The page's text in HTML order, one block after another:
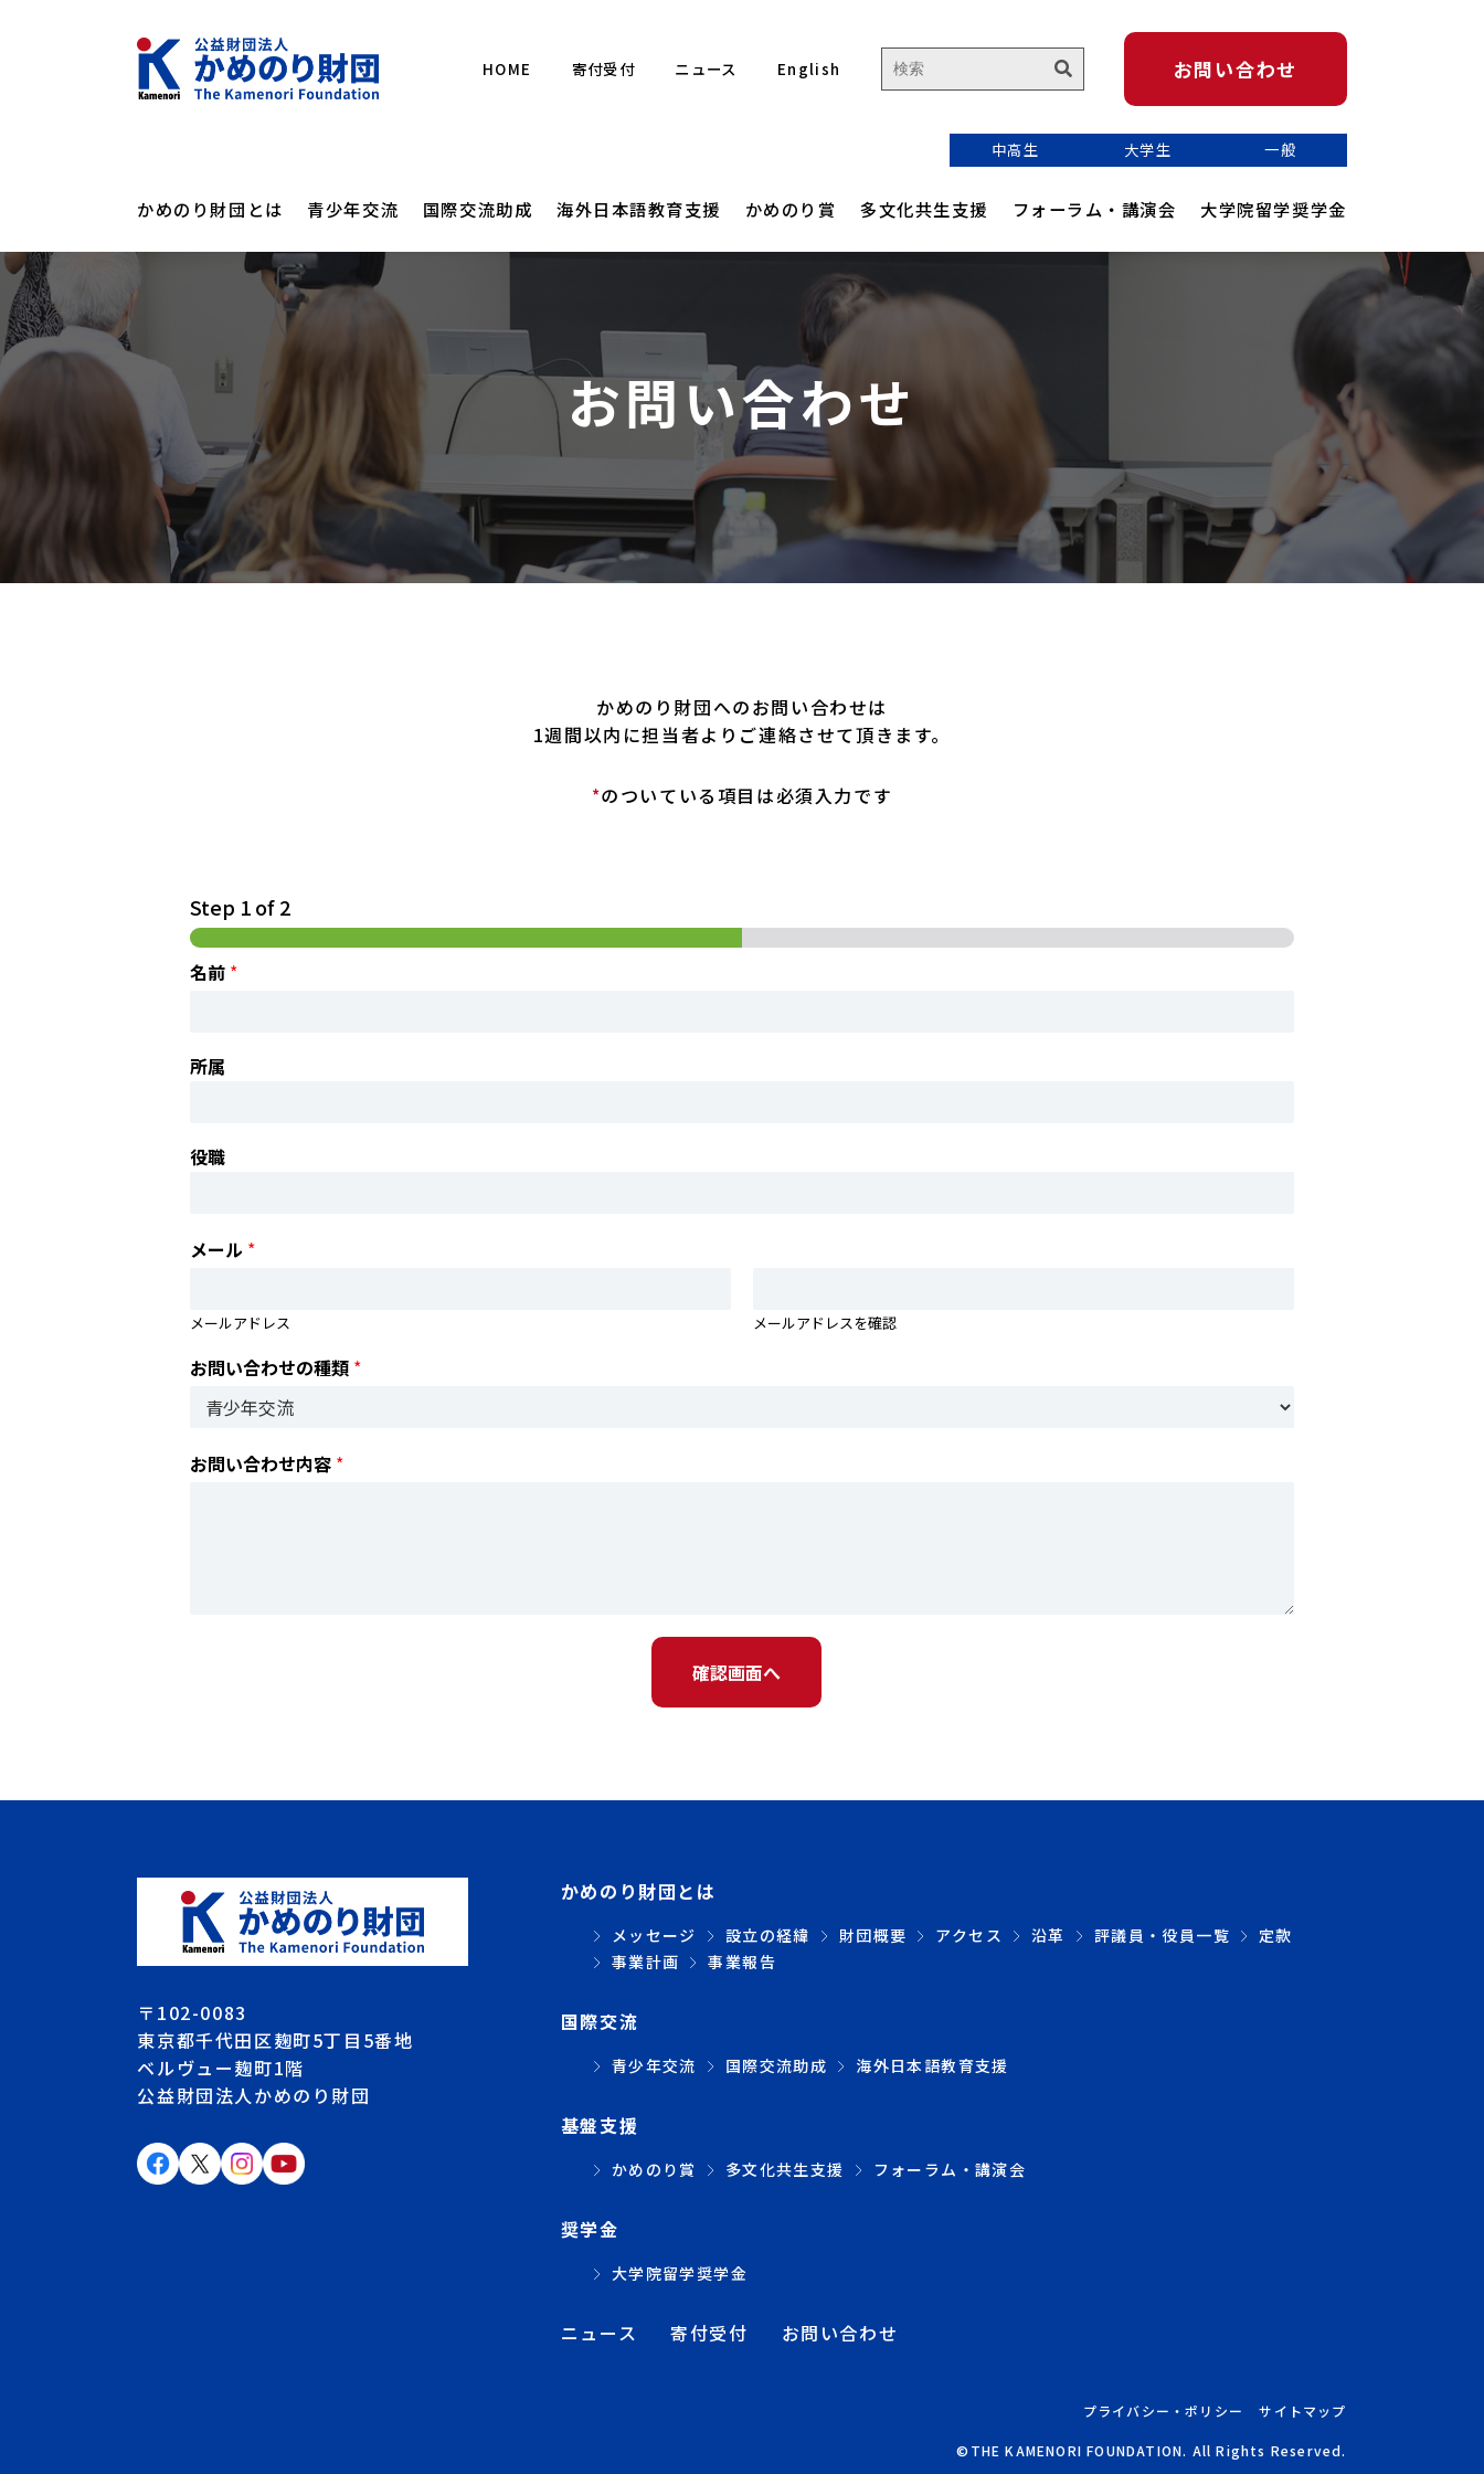
HOME 寄付受付 ニュース English お問い合わせ
中高生 大学生 一般
かめのり財団とは
かめのり財団とは
設立の経緯
財団概要
沿革
評議員・役員一覧
事業計画
青少年交流
青少年交流
かめのりカレッジ
かめのりスクール
高校生
カンボジアスタディツアー
高校生を対象とした
国際協力現場体験学習
かめのり未来をつくる
リーダーシップ
プロジェクト
中学生交流プログラム
Kamenori Youth Connect
国際交流助成 海外日本語教育支援
海外日本語教育支援
にほんご人フォーラム 集合フォーラム
にほんご人フォーラム 各国関連事業
その他 海外日本語教育サポート事業
かめのり賞 多文化共生支援 フォーラム・講演会
フォーラム・講演会
かめのりフォーラム
オンライン連続セミナー
講演会
大学院留学奨学金
お問い合わせ
かめのり財団へのお問い合わせは
1週間以内に担当者よりご連絡させて頂きます。
*のついている項目は必須入力です
Step 1of 2
名前 *
所属
役職
メール *
メールアドレス メールアドレスを確認
お問い合わせの種類 *
お問い合わせ内容 *
確認画面へ
〒102-0083
東京都千代田区麹町5丁目5番地
ベルヴュー麹町1階
公益財団法人かめのり財団
かめのり財団とは
メッセージ 設立の経緯 財団概要 アクセス 沿革 評議員・役員一覧
定款
事業計画
事業報告
国際交流
青少年交流 国際交流助成 海外日本語教育支援
基盤支援
かめのり賞 多文化共生支援 フォーラム・講演会
奨学金
大学院留学奨学金
ニュース 寄付受付 お問い合わせ
プライバシー・ポリシー サイトマップ
©THE KAMENORI FOUNDATION. All Rights Reserved.